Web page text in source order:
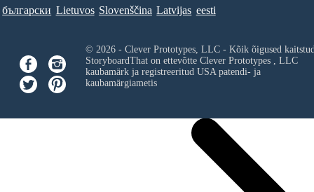
български Lietuvos Slovenščina Latvijas eesti
© 2026 - Clever Prototypes, LLC - Kõik õigused
StoryboardThat on ettevõtte Clever Prototypes , LLC
kaubamärk ja registreeritud USA patendi- ja
kaubamärgiametis